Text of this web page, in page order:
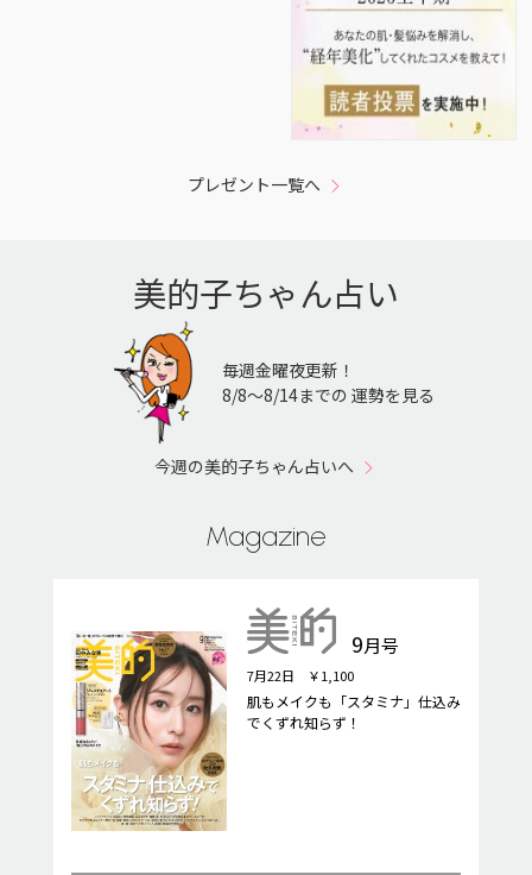
プレゼント一覧へ
美的子ちゃん占い
毎週金曜夜更新！
8/8〜8/14までの 運勢を見る
今週の美的子ちゃん占いへ
Magazine
9月号
7月22日 ￥1,100
肌もメイクも「スタミナ」仕込み
でくずれ知らず！